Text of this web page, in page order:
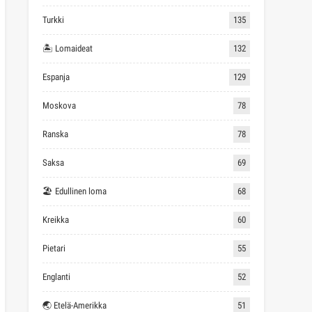
Turkki 135
🏝 Lomaideat 132
Espanja 129
Moskova 78
Ranska 78
Saksa 69
🏖 Edullinen loma 68
Kreikka 60
Pietari 55
Englanti 52
🌏 Etelä-Amerikka 51